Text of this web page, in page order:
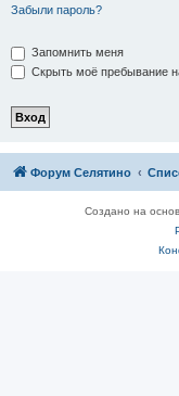
Забыли пароль?
Запомнить меня
Скрыть моё пребывание
Форум Селятино
Создано на